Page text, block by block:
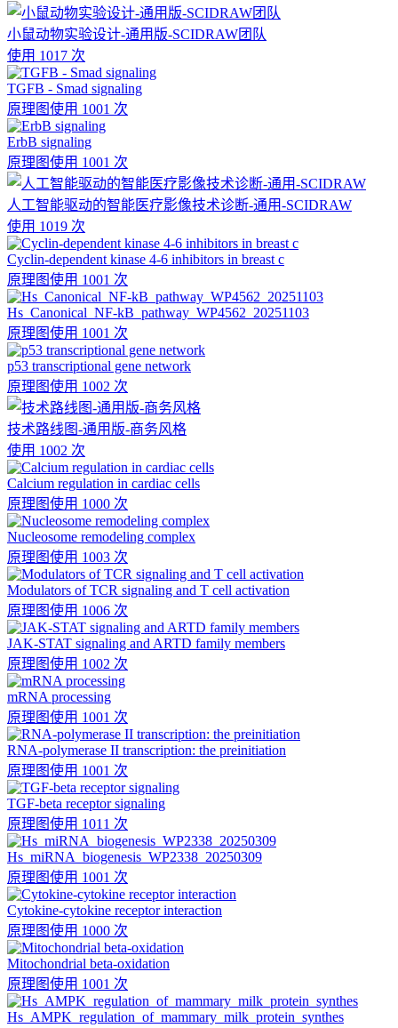
小鼠动物实验设计-通用版-SCIDRAW团队
使用 1017 次
TGFB - Smad signaling
原理图使用 1001 次
ErbB signaling
原理图使用 1001 次
人工智能驱动的智能医疗影像技术诊断-通用-SCIDRAW
使用 1019 次
Cyclin-dependent kinase 4-6 inhibitors in breast c
原理图使用 1001 次
Hs_Canonical_NF-kB_pathway_WP4562_20251103
原理图使用 1001 次
p53 transcriptional gene network
原理图使用 1002 次
技术路线图-通用版-商务风格
使用 1002 次
Calcium regulation in cardiac cells
原理图使用 1000 次
Nucleosome remodeling complex
原理图使用 1003 次
Modulators of TCR signaling and T cell activation
原理图使用 1006 次
JAK-STAT signaling and ARTD family members
原理图使用 1002 次
mRNA processing
原理图使用 1001 次
RNA-polymerase II transcription: the preinitiation
原理图使用 1001 次
TGF-beta receptor signaling
原理图使用 1011 次
Hs_miRNA_biogenesis_WP2338_20250309
原理图使用 1001 次
Cytokine-cytokine receptor interaction
原理图使用 1000 次
Mitochondrial beta-oxidation
原理图使用 1001 次
Hs_AMPK_regulation_of_mammary_milk_protein_synthes